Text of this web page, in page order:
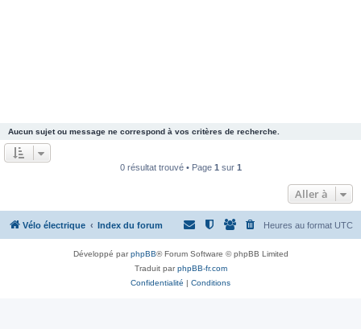
Aucun sujet ou message ne correspond à vos critères de recherche.
0 résultat trouvé • Page 1 sur 1
Aller à
Vélo électrique Index du forum Heures au format UTC
Développé parphpBB® Forum Software © phpBB Limited
Traduit parphpBB-fr.com
Confidentialité | Conditions